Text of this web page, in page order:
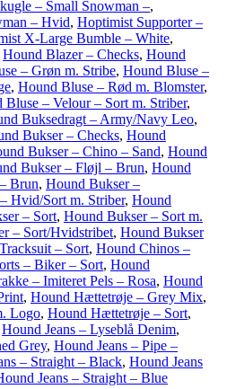
– Small Snowman –,
– Hvid, Hoptimist Supporter –
X-Large Bumble – White,
Hound Blazer – Checks, Hound
– Grøn m. Stribe, Hound Bluse –
, Hound Bluse – Rød m. Blomster,
Bluse – Velour – Sort m. Striber,
Buksedragt – Army/Navy Leo,
Bukser – Checks, Hound
Bukser – Chino – Sand, Hound
Bukser – Fløjl – Brun, Hound
Brun, Hound Bukser –
Hvid/Sort m. Striber, Hound
– Sort, Hound Bukser – Sort m.
– Sort/Hvidstribet, Hound Bukser
– Sort, Hound Chinos –
– Biker – Sort, Hound
– Imiteret Pels – Rosa, Hound
, Hound Hættetrøje – Grey Mix,
Logo, Hound Hættetrøje – Sort,
Hound Jeans – Lyseblå Denim,
Grey, Hound Jeans – Pipe –
– Straight – Black, Hound Jeans
Jeans – Straight – Blue